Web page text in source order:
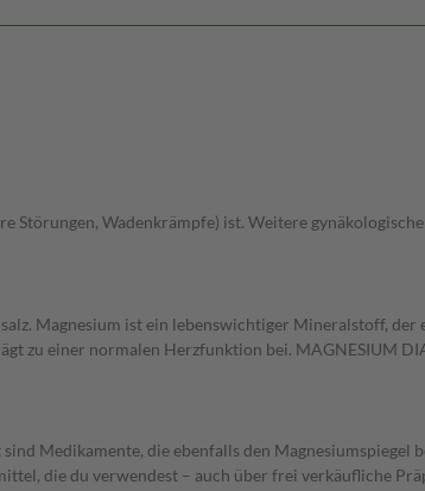
Störungen, Wadenkrämpfe) ist. Weitere
Magnesium ist ein lebenswichtiger Mineralstoff, der
zu einer normalen Herzfunktion bei. MAGNESIUM
Medikamente, die ebenfalls den Magnesiumspiegel
die du verwendest – auch über frei verkäufliche